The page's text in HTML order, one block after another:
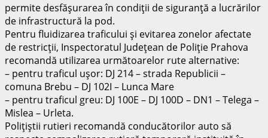
permite desfășurarea în condiții de siguranță a lucrărilor
de infrastructură la pod.
Pentru fluidizarea traficului și evitarea zonelor afectate
de restricții, Inspectoratul Județean de Poliție Prahova
recomandă utilizarea următoarelor rute alternative:
– pentru traficul ușor: DJ 214 – strada Republicii –
comuna Brebu – DJ 102I – Lunca Mare
– pentru traficul greu: DJ 100E – DJ 100D – DN1 – Telega –
Mislea – Urleta.
Polițiștii rutieri recomandă conducătorilor auto să